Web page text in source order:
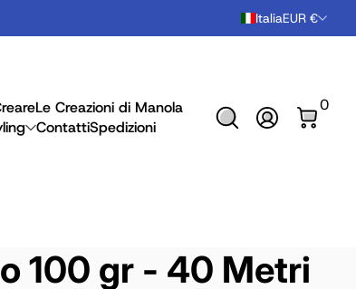
ItaliaEUR €
Le Creazioni di Manola
ContattiSpedizioni
Accedi
0
0
100 gr - 40 Metri